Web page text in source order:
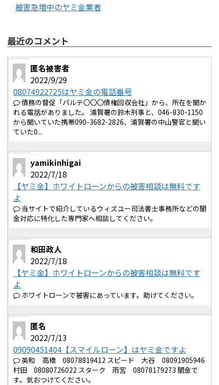
被害急増中のヤミ金業者
最近のコメント
匿名被害者
2022/9/29
08074922725はヤミ金の電話番号
債務の督促「パルテ〇〇〇債権回収会社」から、所在を聞か
れる電話がありました。 浦賀署の鈴木刑事と、046-830-1150
から聞いていた携帯090-3682-2826、浦賀署の中山警官と聞い
ていた0...
yamikinhigai
2022/7/18
【ヤミ金】ホワイトローンからの被害相談は無料です
よ
当サイトで紹介しているウィズユー司法書士事務所などの闇
金対応に特化した専門家へ相談してください。
和田政人
2022/7/18
【ヤミ金】ホワイトローンからの被害相談は無料です
よ
ホワイトローンで被害にあっています。助けてください。
匿名
2022/7/13
09090451404【スマイルローン】はヤミ金ですよ
英和 高橋 08078819412 スピード 大谷 08091905946
村田 08080726022 スターク 雨宮 08078179273 闇金で
す。気おつけてください。